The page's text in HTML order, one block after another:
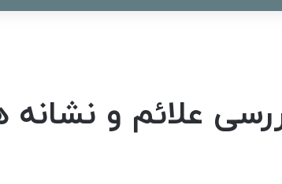
علائم و نشانه